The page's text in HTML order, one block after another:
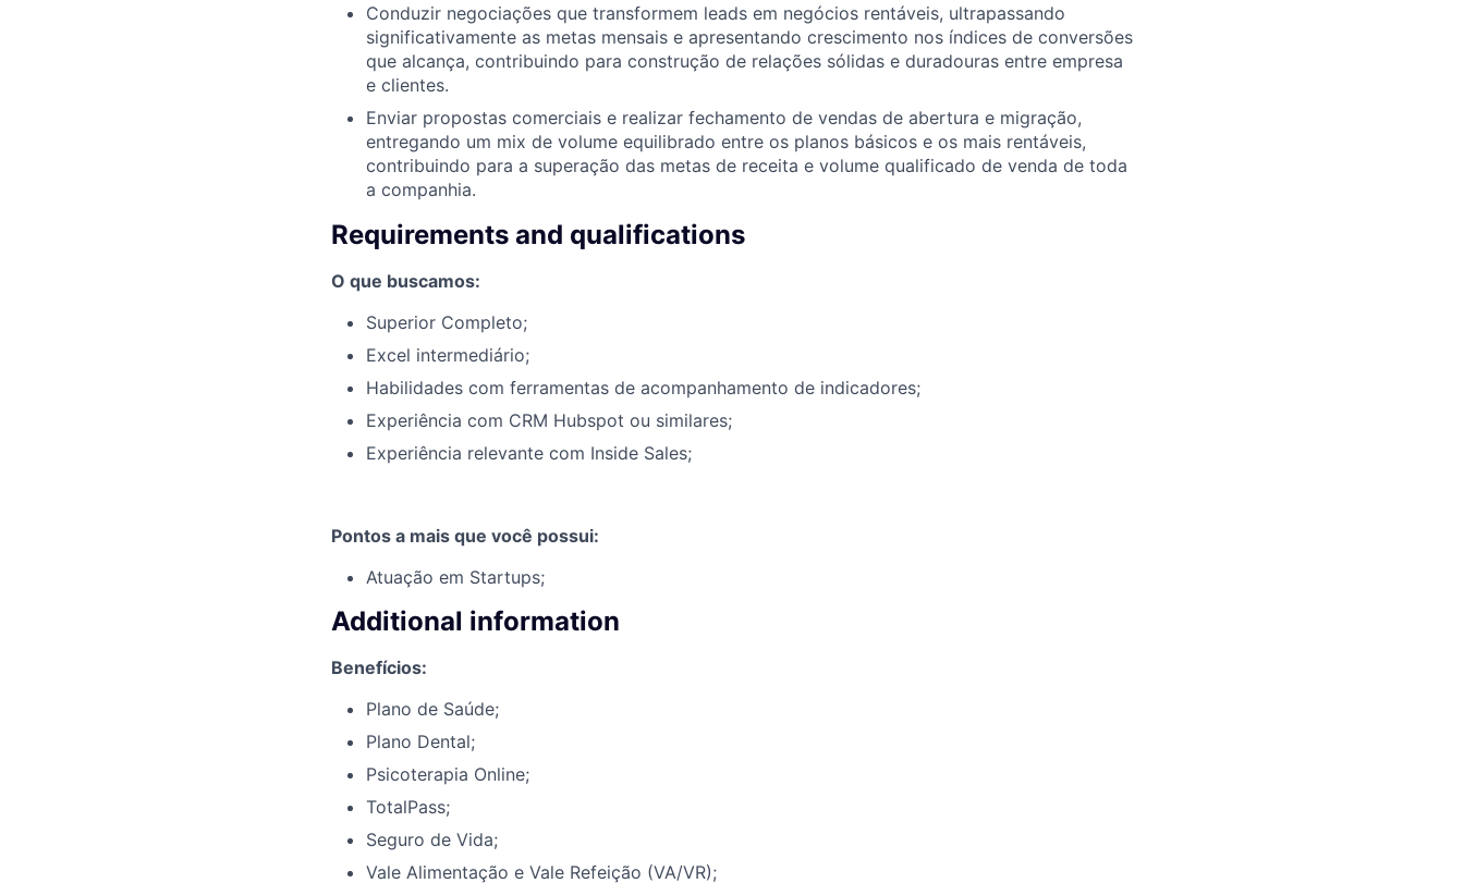
Conduzir negociações que transformem leads em negócios rentáveis, ultrapassando
significativamente as metas mensais e apresentando crescimento nos índices de conversões
que alcança, contribuindo para construção de relações sólidas e duradouras entre empresa
e clientes.
Enviar propostas comerciais e realizar fechamento de vendas de abertura e migração,
entregando um mix de volume equilibrado entre os planos básicos e os mais rentáveis,
contribuindo para a superação das metas de receita e volume qualificado de venda de toda
a companhia.
Requirements and qualifications
O que buscamos:
Superior Completo;
Excel intermediário;
Habilidades com ferramentas de acompanhamento de indicadores;
Experiência com CRM Hubspot ou similares;
Experiência relevante com Inside Sales;
Pontos a mais que você possui:
Atuação em Startups;
Additional information
Benefícios:
Plano de Saúde;
Plano Dental;
Psicoterapia Online;
TotalPass;
Seguro de Vida;
Vale Alimentação e Vale Refeição (VA/VR);